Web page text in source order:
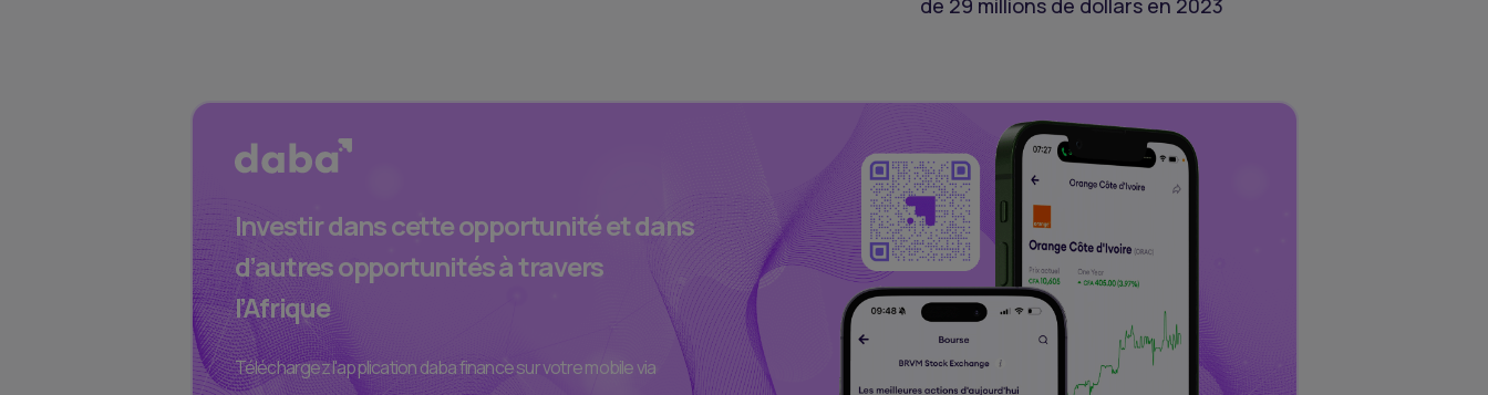
de 29 millions de dollars en 2023
Investir dans cette opportunité et dans
d’autres opportunités à travers
l’Afrique
Téléchargez l'application daba finance sur votre mobile via